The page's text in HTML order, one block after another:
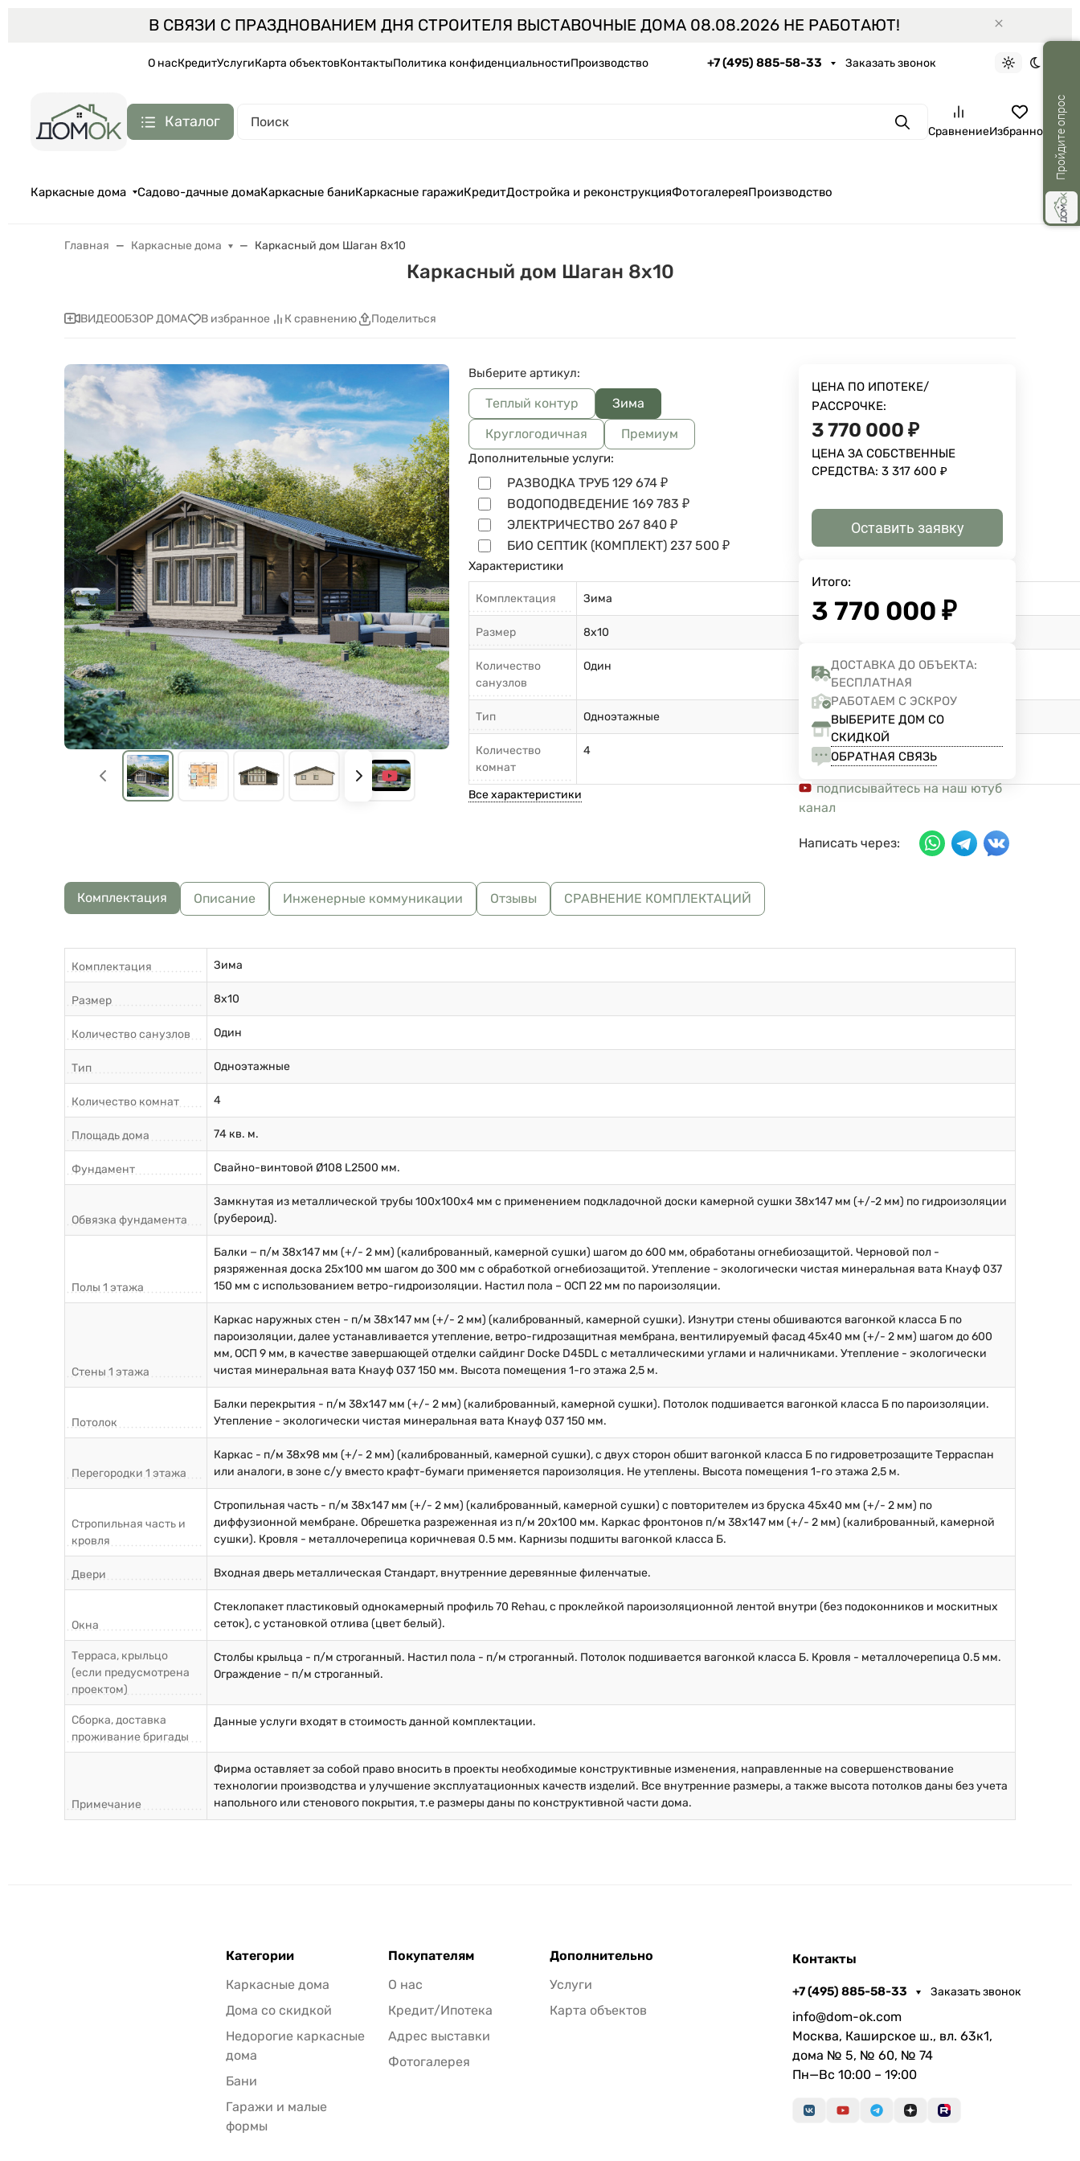
В СВЯЗИ С ПРАЗДНОВАНИЕМ ДНЯ СТРОИТЕЛЯ ВЫСТАВОЧНЫЕ ДОМА 08.08.2026 НЕ РАБОТАЮТ!
О насКредитУслугиКарта объектовКонтактыПолитика конфиденциальностиПроизводство +7 (495) 885-58-33 Заказать звонок
СветлаяТемная
Каталог ПоискСравнениеИзбранное
Каркасные дома Садово-дачные домаКаркасные баниКаркасные гаражиКредитДостройка и реконструкцияФотогалереяПроизводство
Главная Каркасные дома Каркасный дом Шаган 8х10
Каркасный дом Шаган 8х10
ВИДЕООБЗОР ДОМА В избранное К сравнению Поделиться
Выберите артикул:
Теплый контур
Зима
Круглогодичная
Премиум
Дополнительные услуги:
РАЗВОДКА ТРУБ129 674 ₽
ВОДОПОДВЕДЕНИЕ169 783 ₽
ЭЛЕКТРИЧЕСТВО267 840 ₽
БИО СЕПТИК (КОМПЛЕКТ)237 500 ₽
Характеристики
Комплектация Зима
Размер 8х10
Количество
санузлов
Один
Тип Одноэтажные
Количество
комнат
4
Все характеристики
ЦЕНА ПО ИПОТЕКЕ/
РАССРОЧКЕ:
3 770 000 ₽
ЦЕНА ЗА СОБСТВЕННЫЕ
СРЕДСТВА:3 317 600₽
Оставить заявку
Итого:
3 770 000 ₽
ДОСТАВКА ДО ОБЪЕКТА:
БЕСПЛАТНАЯ
РАБОТАЕМ С ЭСКРОУ
ВЫБЕРИТЕ ДОМ СО
СКИДКОЙ
ОБРАТНАЯ СВЯЗЬ
подписывайтесь на наш ютуб
канал
Написать через:
Комплектация Описание Инженерные коммуникации Отзывы СРАВНЕНИЕ КОМПЛЕКТАЦИЙ
Комплектация Зима
Размер 8х10
Количество санузлов Один
Тип Одноэтажные
Количество комнат 4
Площадь дома 74 кв. м.
Фундамент Свайно-винтовой Ø108 L2500 мм.
Обвязка фундамента
Замкнутая из металлической трубы 100х100х4 мм с применением подкладочной доски камерной сушки 38х147 мм (+/-2 мм) по гидроизоляции
(рубероид).
Полы 1 этажа
Балки − п/м 38х147 мм (+/- 2 мм) (калиброванный, камерной сушки) шагом до 600 мм, обработаны огнебиозащитой. Черновой пол -
рязряженная доска 25х100 мм шагом до 300 мм с обработкой огнебиозащитой. Утепление - экологически чистая минеральная вата Кнауф 037
150 мм с использованием ветро-гидроизоляции. Настил пола – ОСП 22 мм по пароизоляции.
Стены 1 этажа
Каркас наружных стен - п/м 38х147 мм (+/- 2 мм) (калиброванный, камерной сушки). Изнутри стены обшиваются вагонкой класса Б по
пароизоляции, далее устанавливается утепление, ветро-гидрозащитная мембрана, вентилируемый фасад 45х40 мм (+/- 2 мм) шагом до 600
мм, ОСП 9 мм, в качестве завершающей отделки сайдинг Docke D45DL с металлическими углами и наличниками. Утепление - экологически
чистая минеральная вата Кнауф 037 150 мм. Высота помещения 1-го этажа 2,5 м.
Потолок
Балки перекрытия - п/м 38х147 мм (+/- 2 мм) (калиброванный, камерной сушки). Потолок подшивается вагонкой класса Б по пароизоляции.
Утепление - экологически чистая минеральная вата Кнауф 037 150 мм.
Перегородки 1 этажа
Каркас - п/м 38х98 мм (+/- 2 мм) (калиброванный, камерной сушки), с двух сторон обшит вагонкой класса Б по гидроветрозащите Терраспан
или аналоги, в зоне с/у вместо крафт-бумаги применяется пароизоляция. Не утеплены. Высота помещения 1-го этажа 2,5 м.
Стропильная часть и
кровля
Стропильная часть - п/м 38х147 мм (+/- 2 мм) (калиброванный, камерной сушки) с повторителем из бруска 45х40 мм (+/- 2 мм) по
диффузионной мембране. Обрешетка разреженная из п/м 20х100 мм. Каркас фронтонов п/м 38х147 мм (+/- 2 мм) (калиброванный, камерной
сушки). Кровля - металлочерепица коричневая 0.5 мм. Карнизы подшиты вагонкой класса Б.
Двери Входная дверь металлическая Стандарт, внутренние деревянные филенчатые.
Окна
Стеклопакет пластиковый однокамерный профиль 70 Rehau, с проклейкой пароизоляционной лентой внутри (без подоконников и москитных
сеток), с установкой отлива (цвет белый).
Терраса, крыльцо
(если предусмотрена
проектом)
Столбы крыльца - п/м строганный. Настил пола - п/м строганный. Потолок подшивается вагонкой класса Б. Кровля - металлочерепица 0.5 мм.
Ограждение - п/м строганный.
Сборка, доставка
проживание бригады
Данные услуги входят в стоимость данной комплектации.
Примечание
Фирма оставляет за собой право вносить в проекты необходимые конструктивные изменения, направленные на совершенствование
технологии производства и улучшение эксплуатационных качеств изделий. Все внутренние размеры, а также высота потолков даны без учета
напольного или стенового покрытия, т.е размеры даны по конструктивной части дома.
Категории
Каркасные дома
Дома со скидкой
Недорогие каркасные
дома
Бани
Гаражи и малые
формы
Покупателям
О нас
Кредит/Ипотека
Адрес выставки
Фотогалерея
Дополнительно
Услуги
Карта объектов
Контакты
+7 (495) 885-58-33 Заказать звонок
info@dom-ok.com
Москва, Каширское ш., вл. 63к1,
дома № 5, № 60, № 74
Пн—Вс 10:00 – 19:00
Пройдите опрос